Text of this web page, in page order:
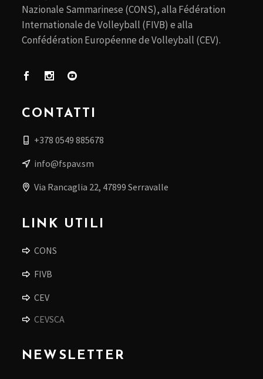
Nazionale Sammarinese (CONS), alla Fédération
Internationale de Volleyball (FIVB) e alla
Confédération Européenne de Volleyball (CEV).
CONTATTI
+378 0549 885678
info@fspav.sm
Via Rancaglia 22, 47899 Serravalle
LINK UTILI
CONS
FIVB
CEV
CEVSCA
NEWSLETTER